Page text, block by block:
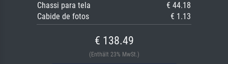
Chassi para tela
€ 44.18
Cabide de fotos
€ 1.13
€ 138.49
(Enthält 23% MwSt.)